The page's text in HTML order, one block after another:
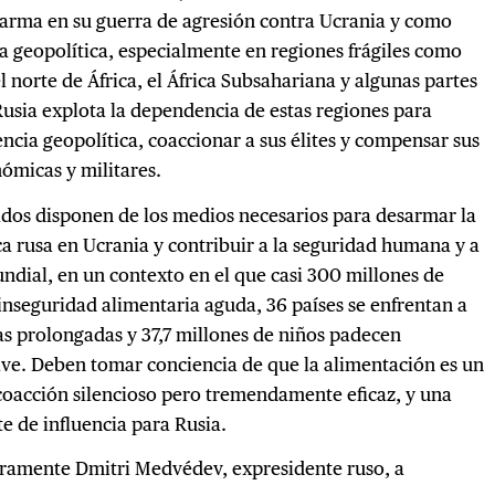
en su guerra de agresión contra Ucrania y como
geopolítica, especialmente en regiones frágiles como
norte de África, el África Subsahariana y algunas partes
explota la dependencia de estas regiones para
geopolítica, coaccionar a sus élites y compensar sus
y militares.
disponen de los medios necesarios para desarmar la
rusa en Ucrania y contribuir a la seguridad humana y a
en un contexto en el que casi 300 millones de
alimentaria aguda, 36 países se enfrentan a
prolongadas y 37,7 millones de niños padecen
Deben tomar conciencia de que la alimentación es un
silencioso pero tremendamente eficaz, y una
de influencia para Rusia.
Dmitri Medvédev, expresidente ruso, a